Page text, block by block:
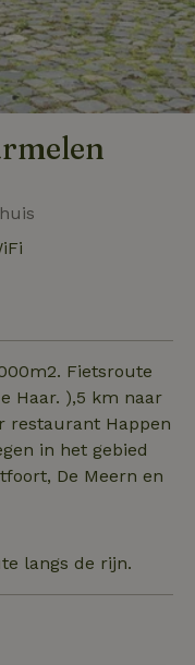
Fietsroute
Haar. ),5 km naar
restaurant Happen
in het gebied
De Meern en
langs de rijn.